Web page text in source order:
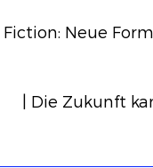
Fiction: Neue
| Die Zukunft